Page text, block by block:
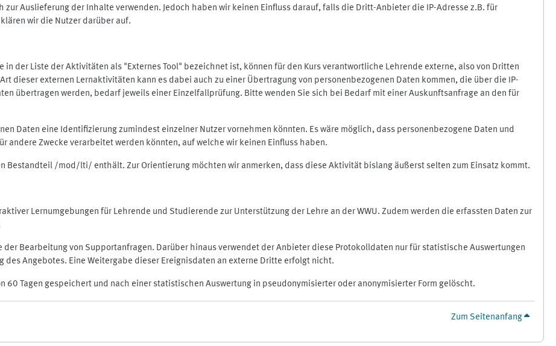
Auslieferung der Inhalte verwenden. Jedoch haben wir keinen Einfluss darauf, falls die Dritt-Anbieter die IP-Adresse z.B. für
wir die Nutzer darüber auf.
der Liste der Aktivitäten als "Externes Tool" bezeichnet ist, können für den Kurs verantwortliche Lehrende externe, also von Dritten
dieser externen Lernaktivitäten kann es dabei auch zu einer Übertragung von personenbezogenen Daten kommen, die über die IP-
übertragen werden, bedarf jeweils einer Einzelfallprüfung. Bitte wenden Sie sich bei Bedarf mit einer Auskunftsanfrage an den für
Daten eine Identifizierung zumindest einzelner Nutzer vornehmen könnten. Es wäre möglich, dass personenbezogene Daten und
andere Zwecke verarbeitet werden könnten, auf welche wir keinen Einfluss haben.
Bestandteil /mod/lti/ enthält. Zur Orientierung möchten wir anmerken, dass diese Aktivität bislang äußerst selten zum Einsatz kommt.
Lernumgebungen für Lehrende und Studierende zur Unterstützung der Lehre an der WWU. Zudem werden die erfassten Daten zur
der Bearbeitung von Supportanfragen. Darüber hinaus verwendet der Anbieter diese Protokolldaten nur für statistische Auswertungen
Angebotes. Eine Weitergabe dieser Ereignisdaten an externe Dritte erfolgt nicht.
60 Tagen gespeichert und nach einer statistischen Auswertung in pseudonymisierter oder anonymisierter Form gelöscht.
Zum Seitenanfang